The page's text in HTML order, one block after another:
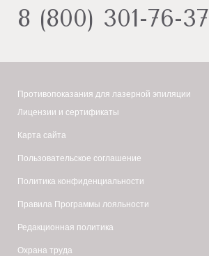
8 (800) 301-76-37
Противопоказания для лазерной эпиляции
Лицензии и сертификаты
Карта сайта
Пользовательское соглашение
Политика конфиденциальности
Правила Программы лояльности
Редакционная политика
Охрана труда